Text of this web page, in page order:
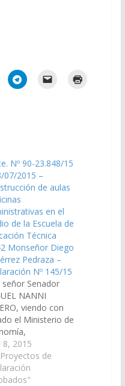
Nº 90-23.848/15
07/2015 –
de aulas
en el
de la Escuela de
Técnica
Monseñor Diego
Pedraza –
Nº 145/15
señor Senador
NANNI
viendo con
el Ministerio de
y
Públicos de la
de Salta
en el plan de
8, 2015
de